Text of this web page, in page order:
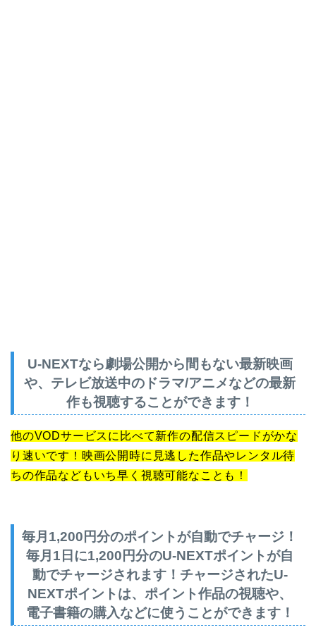
U-NEXTなら劇場公開から間もない最新映画
や、テレビ放送中のドラマ/アニメなどの最新
作も視聴することができます！
他のVODサービスに比べて新作の配信スピードがかな
り速いです！映画公開時に見逃した作品やレンタル待
ちの作品などもいち早く視聴可能なことも！
毎月1,200円分のポイントが自動でチャージ！
毎月1日に1,200円分のU-NEXTポイントが自
動でチャージされます！チャージされたU-
NEXTポイントは、ポイント作品の視聴や、
電子書籍の購入などに使うことができます！